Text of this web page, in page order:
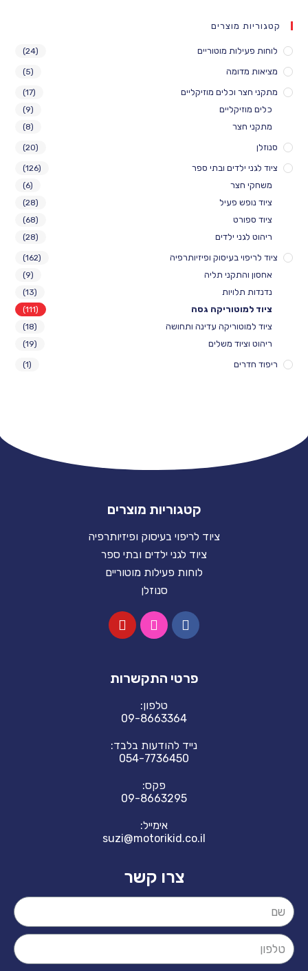
קטגוריות מוצרים
לוחות פעילות מוטוריים (24)
מציאות מדומה (5)
מתקני חצר וכלים מוזיקליים (17)
כלים מוזיקליים (9)
מתקני חצר (8)
סנוזלן (20)
ציוד לגני ילדים ובתי ספר (126)
משחקי חצר (6)
ציוד נופש פעיל (28)
ציוד ספורט (68)
ריהוט לגני ילדים (28)
ציוד לריפוי בעיסוק ופיזיותרפיה (162)
אחסון והתקני תליה (9)
נדנדות תלויות (13)
ציוד למוטוריקה גסה (111)
ציוד למוטוריקה עדינה ותחושה (18)
ריהוט וציוד משלים (19)
ריפוד חדרים (1)
קטגוריות מוצרים
ציוד לריפוי בעיסוק ופיזיותרפיה
ציוד לגני ילדים ובתי ספר
לוחות פעילות מוטוריים
סנוזלן
פרטי התקשרות
טלפון:
09-8663364
נייד להודעות בלבד:
054-7736450
פקס:
09-8663295
אימייל:
suzi@motorikid.co.il
צרו קשר